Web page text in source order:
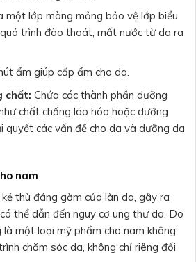
một lớp màng mỏng bảo vệ lớp biểu
trình đào thoát, mất nước từ da ra
ẩm giúp cấp ẩm cho da.
chất: Chứa các thành phần dưỡng
chất chống lão hóa hoặc dưỡng
quyết các vấn đề cho da và dưỡng da
nam
thù đáng gờm của làn da, gây ra
thể dẫn đến nguy cơ ung thư da. Do
là một loại mỹ phẩm cho nam không
chăm sóc da, không chỉ riêng đối